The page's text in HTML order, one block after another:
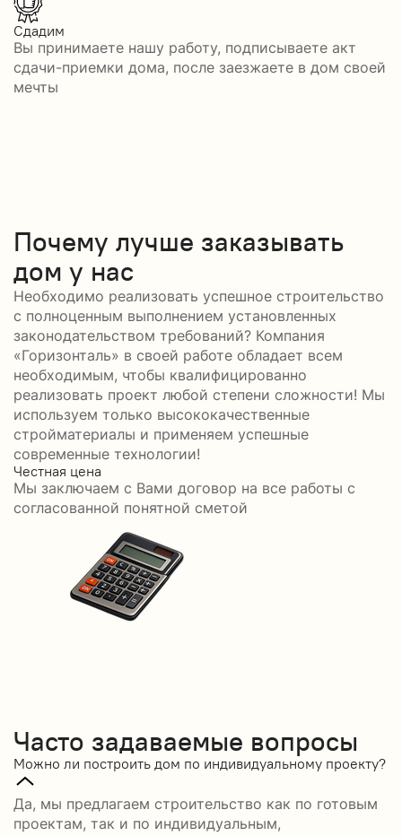
Сдадим
Вы принимаете нашу работу, подписываете акт
сдачи-приемки дома, после заезжаете в дом своей
мечты
Почему лучше заказывать
дом у нас
Необходимо реализовать успешное строительство
с полноценным выполнением установленных
законодательством требований? Компания
«Горизонталь» в своей работе обладает всем
необходимым, чтобы квалифицированно
реализовать проект любой степени сложности! Мы
используем только высококачественные
стройматериалы и применяем успешные
современные технологии!
Честная цена
Мы заключаем с Вами договор на все работы с
согласованной понятной сметой
Часто задаваемые вопросы
Можно ли построить дом по индивидуальному проекту?
Да, мы предлагаем строительство как по готовым
проектам, так и по индивидуальным,